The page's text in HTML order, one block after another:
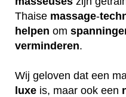
Thaise massage-
helpen om
verminderen.
Wij geloven dat een
luxe is, maar ook een